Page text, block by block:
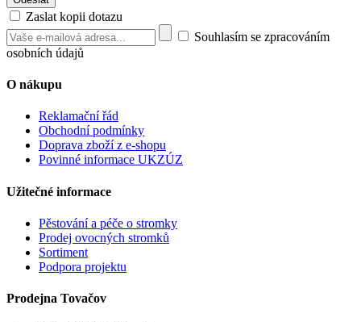
Zaslat kopii dotazu
Souhlasím se zpracováním
osobních údajů
O nákupu
Reklamační řád
Obchodní podmínky
Doprava zboží z e-shopu
Povinné informace UKZÚZ
Užitečné informace
Pěstování a péče o stromky
Prodej ovocných stromků
Sortiment
Podpora projektu
Prodejna Tovačov